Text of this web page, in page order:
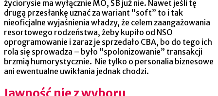
życiorysie ma wyłącznie MO, SB już nie. Nawet jeśli tę
drugą przesłankę uznać za wariant “soft” to i tak
nieoficjalne wyjaśnienia władzy, że celem zaangażowania
resortowego rodzeństwa, żeby kupiło od NSO
oprogramowanie i zaraz je sprzedało CBA, bo do tego ich
rola się sprowadza – było “spolonizowanie” transakcji
brzmią humorystycznie. Nie tylko o personalia biznesowe
ani ewentualne uwikłania jednak chodzi.